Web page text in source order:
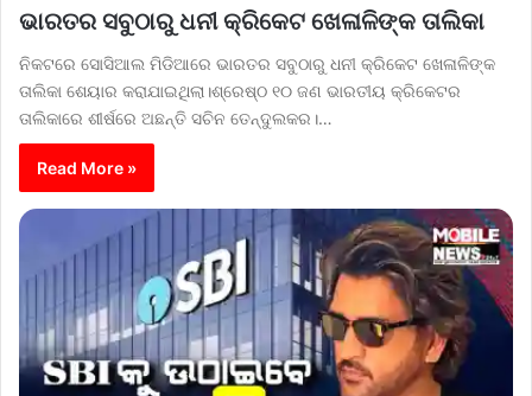
ଭାରତର ସବୁଠାରୁ ଧନୀ କ୍ରିକେଟ ଖେଳାଳିଙ୍କ ତାଲିକା
ନିକଟରେ ସୋସିଆଲ ମିଡିଆରେ ଭାରତର ସବୁଠାରୁ ଧନୀ କ୍ରିକେଟ ଖେଳାଳିଙ୍କ
ତାଲିକା ଶେୟାର କରାଯାଇଥିଲା।ଶ୍ରେଷ୍ଠ ୧୦ ଜଣ ଭାରତୀୟ କ୍ରିକେଟର
ତାଲିକାରେ ଶୀର୍ଷରେ ଅଛନ୍ତି ସଚିନ ତେନ୍ଦୁଲକର।…
Read More »